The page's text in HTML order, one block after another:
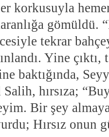
korkusuyla
gömüldü.
tekrar
Yine
baktığında,
hırsıza;
Bir şey
Hırsız onun